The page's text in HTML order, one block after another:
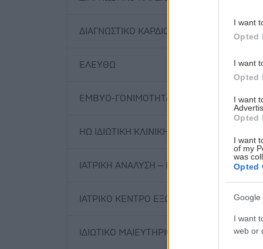
I want
Opted
I want
Opted
I want
Opted
I want
of my
was
Opted
Google
I want
web or
ΔΙΑΓΝΩΣΤΙΚΟ ΚΑΡΔΙΟΛΟΓΙΚΟ ΚΕΝΤΡΟ
ΕΛΕΥΘΩ
ΕΜΒΥΟ-ΓΟΝΙΜΟΤΗΤΑ
ΗΩ ΙΔΙΩΤΙΚΗ ΚΛΙΝΙΚΗ - ΜΑΙΕΥΤΗΡΙΟ Ε.Π.Ε.
ΙΑΤΡΙΚΗ ΑΝΑΛΥΣΗ – ΒΑΣΙΛΙΚΗ ΠΟΛΙΤΗ –
ΙΑΤΡΙΚΟ ΚΕΝΤΡΟ ΕΞΩΣΩΜΑΤΙΚΗΣ
ΙΔΙΩΤΙΚΟ ΜΑΙΕΥΤΗΡΙΟ ΠΑΤΡΩΝ Α.Ε.